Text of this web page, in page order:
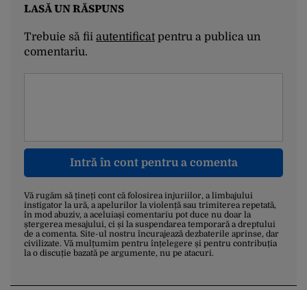
LASĂ UN RĂSPUNS
Trebuie să fii autentificatpentru a publica un
comentariu.
Intră în cont pentru a comenta
Vă rugăm să țineți cont că folosirea injuriilor, a limbajului
instigator la ură, a apelurilor la violență sau trimiterea repetată,
în mod abuziv, a aceluiași comentariu pot duce nu doar la
ștergerea mesajului, ci și la suspendarea temporară a dreptului
de a comenta. Site-ul nostru încurajează dezbaterile aprinse, dar
civilizate. Vă mulțumim pentru înțelegere și pentru contribuția
la o discuție bazată pe argumente, nu pe atacuri.